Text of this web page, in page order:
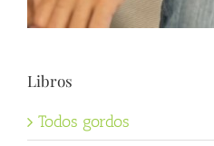
Libros
Todos gordos